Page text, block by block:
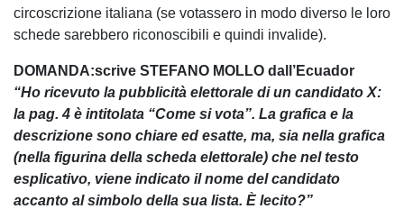
circoscrizione italiana (se votassero in modo diverso le loro
schede sarebbero riconoscibili e quindi invalide).
DOMANDA:scrive STEFANO MOLLO dall’Ecuador
“Ho ricevuto la pubblicità elettorale di un candidato X:
la pag. 4 è intitolata “Come si vota”. La grafica e la
descrizione sono chiare ed esatte, ma, sia nella grafica
(nella figurina della scheda elettorale) che nel testo
esplicativo, viene indicato il nome del candidato
accanto al simbolo della sua lista. È lecito?”